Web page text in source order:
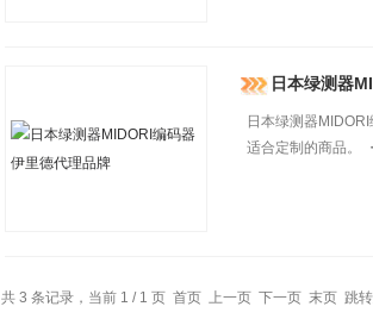
日本绿测器
日本绿测器
适合定制的商品。
共 3 条记录，当前 1 / 1 页 首页 上一页 下一页 末页 跳